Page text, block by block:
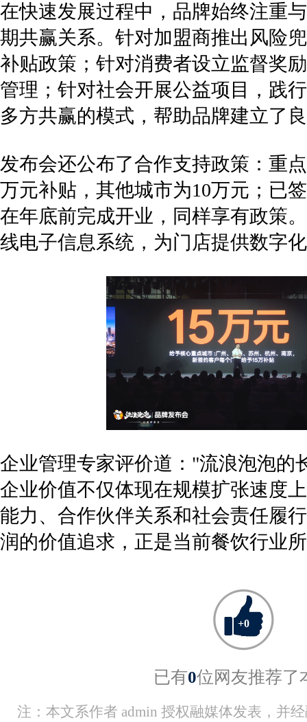
在快速发展过程中，品牌始终注重
期共赢关系。针对加盟商推出风险
补贴政策；针对消费者设立监督奖
管理；针对社会开展公益项目，践
多方共赢的模式，帮助品牌建立了
发布会还公布了合作支持政策：重
万元补贴，其他城市为10万元；已
在年底前完成开业，同样享有政策
线电子信息系统，为门店提供数字
企业管理专家评价道："流浪泡泡的
企业价值不仅体现在规模扩张速度
能力、合作伙伴关系和社会责任履
润的价值追求，正是当前餐饮行业
+0
已有0位网友推荐了
注：本文系作者 admin 授权融媒体发表，并